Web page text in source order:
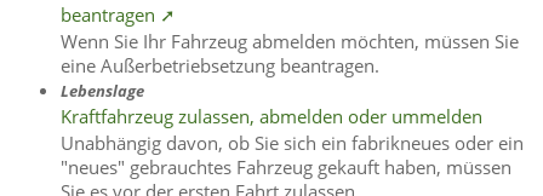
beantragen ➚
Wenn Sie Ihr Fahrzeug abmelden möchten, müssen Sie
eine Außerbetriebsetzung beantragen.
Lebenslage
Kraftfahrzeug zulassen, abmelden oder ummelden
Unabhängig davon, ob Sie sich ein fabrikneues oder ein
"neues" gebrauchtes Fahrzeug gekauft haben, müssen
Sie es vor der ersten Fahrt zulassen.